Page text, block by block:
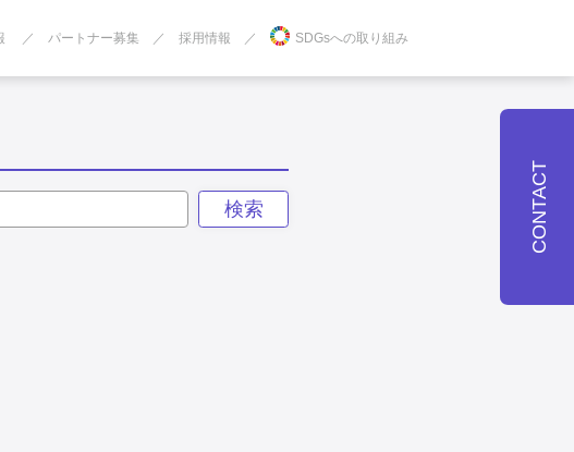
パートナー募集 採用情報 SDGsへの取り組み
検索 CONTACT